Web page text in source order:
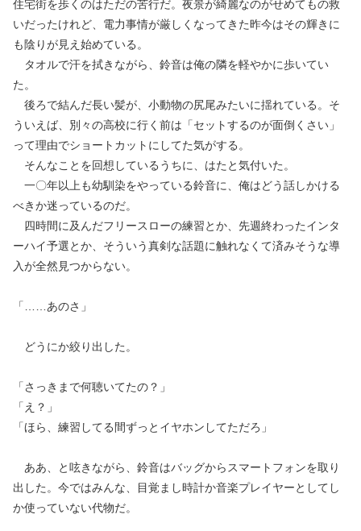
住宅街を歩くのはただの苦行だ。夜景が綺麗なのがせめてもの救
いだったけれど、電力事情が厳しくなってきた昨今はその輝きに
も陰りが見え始めている。
タオルで汗を拭きながら、鈴音は俺の隣を軽やかに歩いてい
た。
後ろで結んだ長い髪が、小動物の尻尾みたいに揺れている。そ
ういえば、別々の高校に行く前は「セットするのが面倒くさい」
って理由でショートカットにしてた気がする。
そんなことを回想しているうちに、はたと気付いた。
一〇年以上も幼馴染をやっている鈴音に、俺はどう話しかける
べきか迷っているのだ。
四時間に及んだフリースローの練習とか、先週終わったインタ
ーハイ予選とか、そういう真剣な話題に触れなくて済みそうな導
入が全然見つからない。
「……あのさ」
どうにか絞り出した。
「さっきまで何聴いてたの？」
「え？」
「ほら、練習してる間ずっとイヤホンしてただろ」
ああ、と呟きながら、鈴音はバッグからスマートフォンを取り
出した。今ではみんな、目覚まし時計か音楽プレイヤーとしてし
か使っていない代物だ。